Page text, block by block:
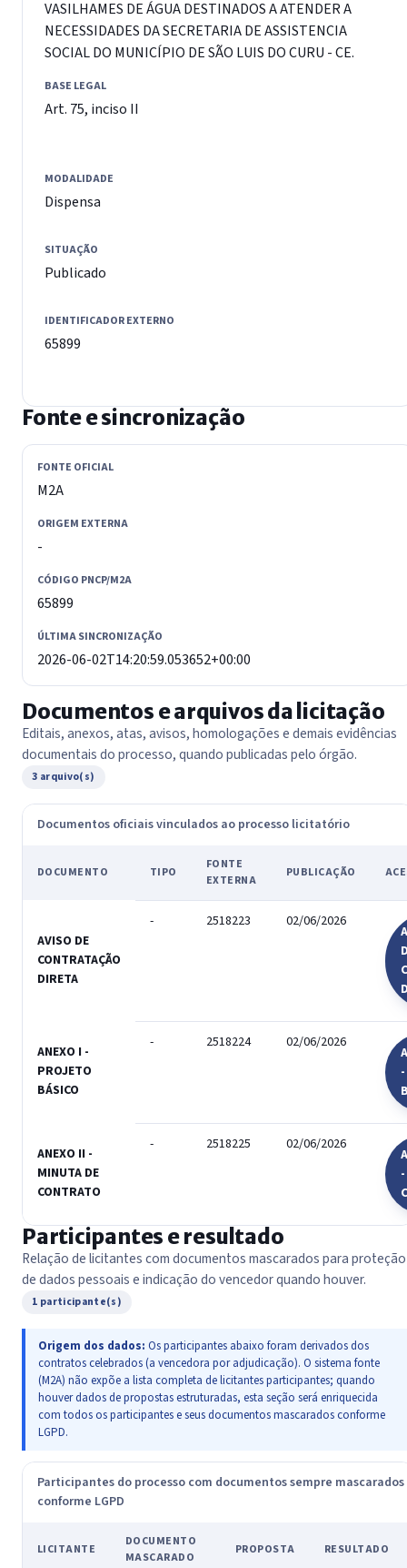
VASILHAMES DE ÁGUA DESTINADOS A ATENDER A
NECESSIDADES DA SECRETARIA DE ASSISTENCIA
SOCIAL DO MUNICÍPIO DE SÃO LUIS DO CURU - CE.
BASE LEGAL
Art. 75, inciso II
MODALIDADE
Dispensa
SITUAÇÃO
Publicado
IDENTIFICADOR EXTERNO
65899
Fonte e sincronização
FONTE OFICIAL
M2A
ORIGEM EXTERNA
-
CÓDIGO PNCP/M2A
65899
ÚLTIMA SINCRONIZAÇÃO
2026-06-02T14:20:59.053652+00:00
Documentos e arquivos da licitação
Editais, anexos, atas, avisos, homologações e demais evidências
documentais do processo, quando publicadas pelo órgão.
3 arquivo(s)
Documentos oficiais vinculados ao processo licitatório
DOCUMENTO TIPO
FONTE
EXTERNA
PUBLICAÇÃO
AVISO DE
CONTRATAÇÃO
DIRETA
- 2518223 02/06/2026
ANEXO I -
PROJETO
BÁSICO
- 2518224 02/06/2026
ANEXO II -
MINUTA DE
CONTRATO
- 2518225 02/06/2026
Participantes e resultado
Relação de licitantes com documentos mascarados para proteção
de dados pessoais e indicação do vencedor quando houver.
1 participante(s)
Origem dos dados: Os participantes abaixo foram derivados dos
contratos celebrados (a vencedora por adjudicação). O sistema fonte
(M2A) não expõe a lista completa de licitantes participantes; quando
houver dados de propostas estruturadas, esta seção será enriquecida
com todos os participantes e seus documentos mascarados conforme
LGPD.
Participantes do processo com documentos sempre mascarados
conforme LGPD
LICITANTE
DOCUMENTO
MASCARADO
PROPOSTA RESULTADO